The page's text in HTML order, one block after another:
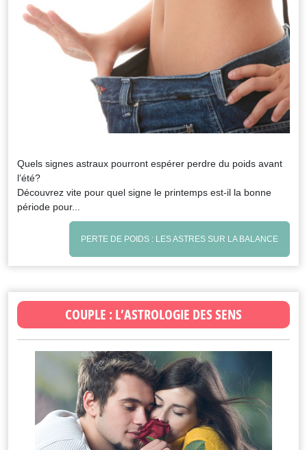
Quels signes astraux pourront espérer perdre du poids avant
l’été?
Découvrez vite pour quel signe le printemps est-il la bonne
période pour...
PERTE DE POIDS : LES ASTRES SUR LA BALANCE
COUPLE : L’ASTROLOGIE DES SENS